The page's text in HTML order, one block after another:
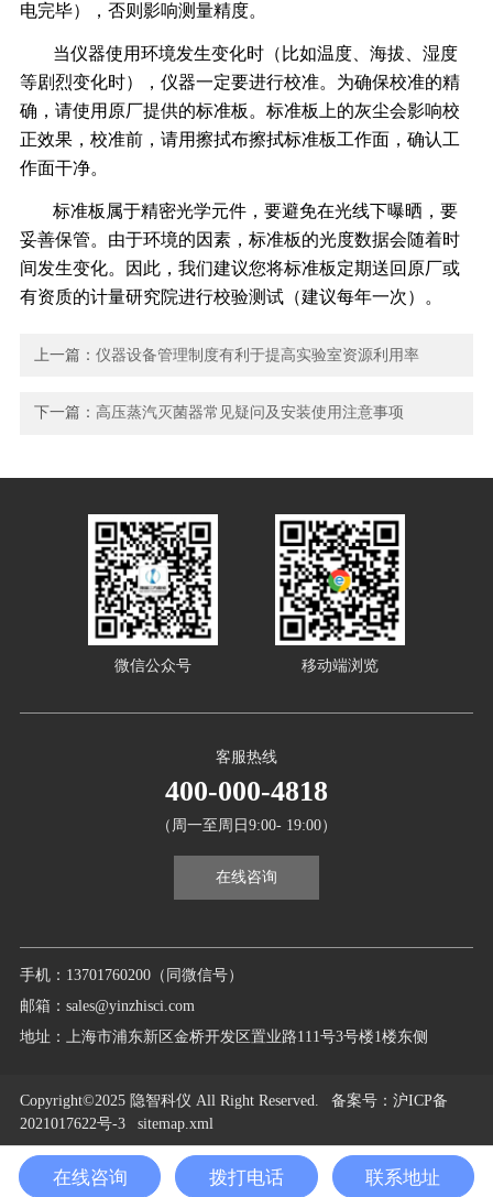
电完毕），否则影响测量精度。
当仪器使用环境发生变化时（比如温度、海拔、湿度
等剧烈变化时），仪器一定要进行校准。为确保校准的精
确，请使用原厂提供的标准板。标准板上的灰尘会影响校
正效果，校准前，请用擦拭布擦拭标准板工作面，确认工
作面干净。
标准板属于精密光学元件，要避免在光线下曝晒，要
妥善保管。由于环境的因素，标准板的光度数据会随着时
间发生变化。因此，我们建议您将标准板定期送回原厂或
有资质的计量研究院进行校验测试（建议每年一次）。
上一篇：仪器设备管理制度有利于提高实验室资源利用率
下一篇： 高压蒸汽灭菌器常见疑问及安装使用注意事项
手机：13701760200（同微信号）
邮箱：sales@yinzhisci.com
地址：上海市浦东新区金桥开发区置业路111号3号楼1楼东侧
客服热线
400-000-4818
（周一至周日9:00- 19:00）
在线咨询
微信公众号 移动端浏览
Copyright©2025 隐智科仪 All Right Reserved. 备案号：沪ICP备
2021017622号-3
sitemap.xml
在线咨询 拨打电话 联系地址